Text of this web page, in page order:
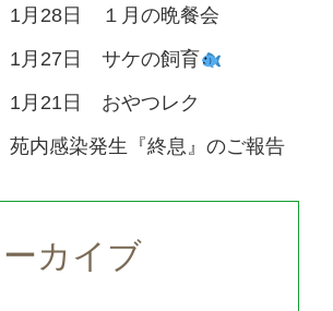
1月28日 １月の晩餐会
1月27日 サケの飼育
1月21日 おやつレク
苑内感染発生『終息』のご報告
カイブ